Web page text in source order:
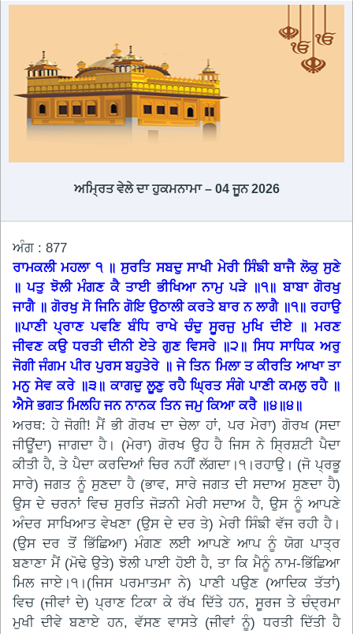
ਅਮ੍ਰਿਤ ਵੇਲੇ ਦਾ ਹੁਕਮਨਾਮਾ – 04 ਜੂਨ 2026
ਅੰਗ : 877
ਰਾਮਕਲੀ ਮਹਲਾ ੧ ॥ ਸੁਰਤਿ ਸਬਦੁ ਸਾਖੀ ਮੇਰੀ ਸਿੰਙੀ ਬਾਜੈ ਲੋਕੁ ਸੁਣੇ
॥ ਪਤੁ ਝੋਲੀ ਮੰਗਣ ਕੈ ਤਾਈ ਭੀਖਿਆ ਨਾਮੁ ਪੜੇ ॥੧॥ ਬਾਬਾ ਗੋਰਖੁ
ਜਾਗੈ ॥ ਗੋਰਖੁ ਸੋ ਜਿਨਿ ਗੋਇ ਉਠਾਲੀ ਕਰਤੇ ਬਾਰ ਨ ਲਾਗੈ ॥੧॥ ਰਹਾਉ
॥ਪਾਣੀ ਪ੍ਰਾਣ ਪਵਣਿ ਬੰਧਿ ਰਾਖੇ ਚੰਦੁ ਸੂਰਜੁ ਮੁਖਿ ਦੀਏ ॥ ਮਰਣ
ਜੀਵਣ ਕਉ ਧਰਤੀ ਦੀਨੀ ਏਤੇ ਗੁਣ ਵਿਸਰੇ ॥੨॥ ਸਿਧ ਸਾਧਿਕ ਅਰੁ
ਜੋਗੀ ਜੰਗਮ ਪੀਰ ਪੁਰਸ ਬਹੁਤੇਰੇ ॥ ਜੇ ਤਿਨ ਮਿਲਾ ਤ ਕੀਰਤਿ ਆਖਾ ਤਾ
ਮਨੁ ਸੇਵ ਕਰੇ ॥੩॥ ਕਾਗਦੁ ਲੂਣੁ ਰਹੈ ਘ੍ਰਿਤ ਸੰਗੇ ਪਾਣੀ ਕਮਲੁ ਰਹੈ ॥
ਐਸੇ ਭਗਤ ਮਿਲਹਿ ਜਨ ਨਾਨਕ ਤਿਨ ਜਮੁ ਕਿਆ ਕਰੈ ॥੪॥੪॥
ਅਰਥ: ਹੇ ਜੋਗੀ! ਮੈਂ ਭੀ ਗੋਰਖ ਦਾ ਚੇਲਾ ਹਾਂ, ਪਰ ਮੇਰਾ) ਗੋਰਖ (ਸਦਾ
ਜੀਊਂਦਾ) ਜਾਗਦਾ ਹੈ। (ਮੇਰਾ) ਗੋਰਖ ਉਹ ਹੈ ਜਿਸ ਨੇ ਸ੍ਰਿਸ਼ਟੀ ਪੈਦਾ
ਕੀਤੀ ਹੈ, ਤੇ ਪੈਦਾ ਕਰਦਿਆਂ ਚਿਰ ਨਹੀਂ ਲੱਗਦਾ।੧।ਰਹਾਉ। (ਜੋ ਪ੍ਰਭੂ
ਸਾਰੇ) ਜਗਤ ਨੂੰ ਸੁਣਦਾ ਹੈ (ਭਾਵ, ਸਾਰੇ ਜਗਤ ਦੀ ਸਦਾਅ ਸੁਣਦਾ ਹੈ)
ਉਸ ਦੇ ਚਰਨਾਂ ਵਿਚ ਸੁਰਤਿ ਜੋੜਨੀ ਮੇਰੀ ਸਦਾਅ ਹੈ, ਉਸ ਨੂੰ ਆਪਣੇ
ਅੰਦਰ ਸਾਖਿਆਤ ਵੇਖਣਾ (ਉਸ ਦੇ ਦਰ ਤੇ) ਮੇਰੀ ਸਿੰਙੀ ਵੱਜ ਰਹੀ ਹੈ।
(ਉਸ ਦਰ ਤੋਂ ਭਿੱਛਿਆ) ਮੰਗਣ ਲਈ ਆਪਣੇ ਆਪ ਨੂੰ ਯੋਗ ਪਾਤ੍ਰ
ਬਣਾਣਾ ਮੈਂ (ਮੋਢੇ ਉਤੇ) ਝੋਲੀ ਪਾਈ ਹੋਈ ਹੈ, ਤਾ ਕਿ ਮੈਨੂੰ ਨਾਮ-ਭਿੱਛਿਆ
ਮਿਲ ਜਾਏ।੧।(ਜਿਸ ਪਰਮਾਤਮਾ ਨੇ) ਪਾਣੀ ਪਉਣ (ਆਦਿਕ ਤੱਤਾਂ)
ਵਿਚ (ਜੀਵਾਂ ਦੇ) ਪ੍ਰਾਣ ਟਿਕਾ ਕੇ ਰੱਖ ਦਿੱਤੇ ਹਨ, ਸੂਰਜ ਤੇ ਚੰਦ੍ਰਮਾ
ਮੁਖੀ ਦੀਵੇ ਬਣਾਏ ਹਨ, ਵੱਸਣ ਵਾਸਤੇ (ਜੀਵਾਂ ਨੂੰ) ਧਰਤੀ ਦਿੱਤੀ ਹੈ